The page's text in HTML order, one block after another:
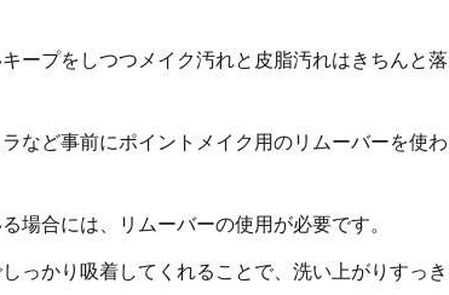
ープをしつつメイク汚れと皮脂汚れはきちんと落
など事前にポイントメイク用のリムーバーを使わ
場合には、リムーバーの使用が必要です。
っかり吸着してくれることで、洗い上がりすっき